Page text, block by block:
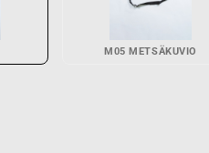
M05 METSÄKUVIO